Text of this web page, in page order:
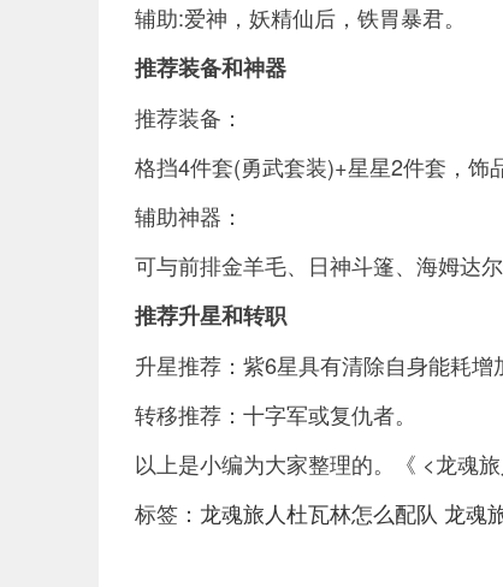
辅助:爱神，妖精仙后，铁胃暴君。
推荐装备和神器
推荐装备：
格挡4件套(勇武套装)+星星2件套，饰
辅助神器：
可与前排金羊毛、日神斗篷、海姆达尔
推荐升星和转职
升星推荐：紫6星具有清除自身能耗增
转移推荐：十字军或复仇者。
以上是小编为大家整理的。《 <龙魂
标签： 龙魂旅人杜瓦林怎么配队 龙魂